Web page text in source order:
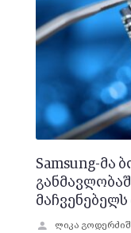
Samsung-მა
მაჩვენებელს
ლიკა